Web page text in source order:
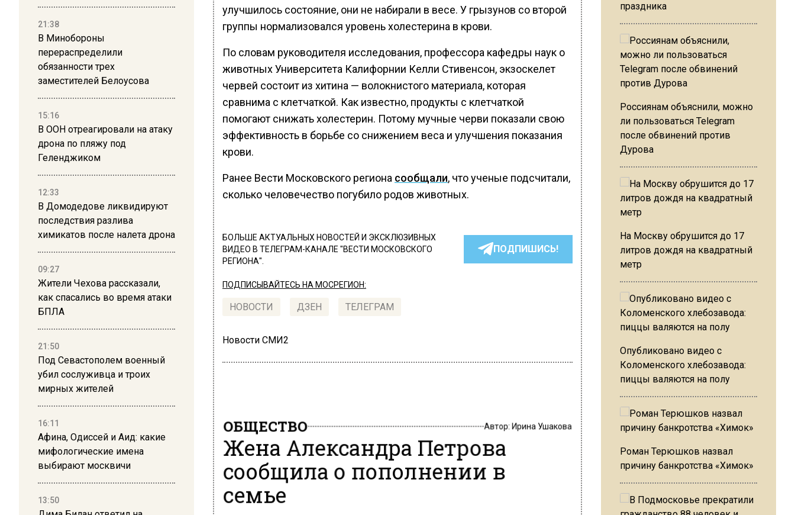
21:38
В Минобороны
перераспределили
обязанности трех
заместителей Белоусова
15:16
В ООН отреагировали на атаку
дрона по пляжу под
Геленджиком
12:33
В Домодедове ликвидируют
последствия разлива
химикатов после налета дрона
09:27
Жители Чехова рассказали,
как спасались во время атаки
БПЛА
21:50
Под Севастополем военный
убил сослуживца и троих
мирных жителей
16:11
Афина, Одиссей и Аид: какие
мифологические имена
выбирают москвичи
13:50
улучшилось состояние, они не набирали в весе. У грызунов со второй
группы нормализовался уровень холестерина в крови.
По словам руководителя исследования, профессора кафедры наук о
животных Университета Калифорнии Келли Стивенсон, экзоскелет
червей состоит из хитина — волокнистого материала, которая
сравнима с клетчаткой. Как известно, продукты с клетчаткой
помогают снижать холестерин. Потому мучные черви показали свою
эффективность в борьбе со снижением веса и улучшения показания
крови.
Ранее Вести Московского региона сообщали, что ученые подсчитали,
сколько человечество погубило родов животных.
БОЛЬШЕ АКТУАЛЬНЫХ НОВОСТЕЙ И ЭКСКЛЮЗИВНЫХ
ВИДЕО В ТЕЛЕГРАМ-КАНАЛЕ "ВЕСТИ МОСКОВСКОГО
РЕГИОНА".
ПОДПИШИСЬ!
ПОДПИСЫВАЙТЕСЬ НА МОСРЕГИОН:
НОВОСТИ ДЗЕН ТЕЛЕГРАМ
Новости СМИ2
ОБЩЕСТВО Автор:Ирина Ушакова
Жена Александра Петрова
сообщила о пополнении в
семье
праздника
Россиянам объяснили, можно
ли пользоваться Telegram
после обвинений против
Дурова
На Москву обрушится до 17
литров дождя на квадратный
метр
Опубликовано видео с
Коломенского хлебозавода:
пиццы валяются на полу
Роман Терюшков назвал
причину банкротства «Химок»